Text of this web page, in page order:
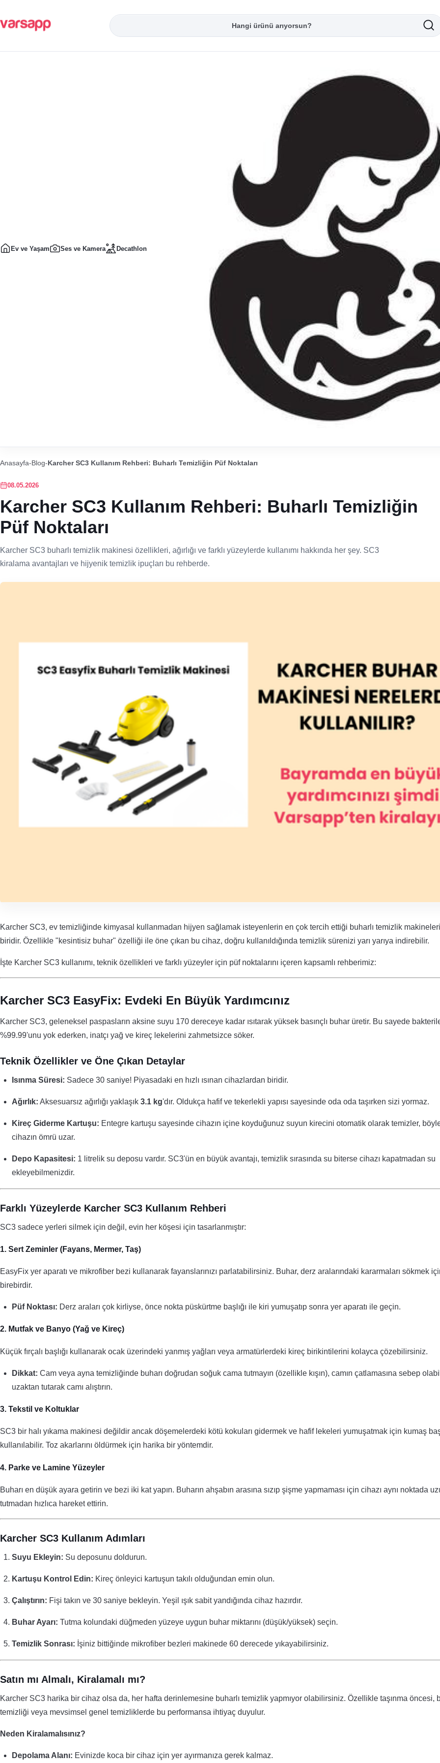
Ev ve Yaşam Ses ve Kamera Decathlon
Anasayfa-Blog-Karcher SC3 Kullanım Rehberi: Buharlı Temizliğin Püf Noktaları
08.05.2026
Karcher SC3 Kullanım Rehberi: Buharlı Temizliğin
Püf Noktaları
Karcher SC3 buharlı temizlik makinesi özellikleri, ağırlığı ve farklı yüzeylerde kullanımı hakkında her şey. SC3
kiralama avantajları ve hijyenik temizlik ipuçları bu rehberde.
Karcher SC3, ev temizliğinde kimyasal kullanmadan hijyen sağlamak isteyenlerin en çok tercih ettiği buharlı temizlik
biridir. Özellikle "kesintisiz buhar" özelliği ile öne çıkan bu cihaz, doğru kullanıldığında temizlik sürenizi yarı yarıya indirebilir.
İşte Karcher SC3 kullanımı, teknik özellikleri ve farklı yüzeyler için püf noktalarını içeren kapsamlı rehberimiz:
Karcher SC3 EasyFix: Evdeki En Büyük Yardımcınız
Karcher SC3, geleneksel paspasların aksine suyu 170 dereceye kadar ısıtarak yüksek basınçlı buhar üretir. Bu sayede
%99.99'unu yok ederken, inatçı yağ ve kireç lekelerini zahmetsizce söker.
Teknik Özellikler ve Öne Çıkan Detaylar
Isınma Süresi: Sadece 30 saniye! Piyasadaki en hızlı ısınan cihazlardan biridir.
Ağırlık: Aksesuarsız ağırlığı yaklaşık 3.1 kg'dır. Oldukça hafif ve tekerlekli yapısı sayesinde oda oda taşırken sizi yormaz.
Kireç Giderme Kartuşu: Entegre kartuşu sayesinde cihazın içine koyduğunuz suyun kirecini otomatik olarak temizler,
cihazın ömrü uzar.
Depo Kapasitesi: 1 litrelik su deposu vardır. SC3'ün en büyük avantajı, temizlik sırasında su biterse cihazı kapatmadan su
ekleyebilmenizdir.
Farklı Yüzeylerde Karcher SC3 Kullanım Rehberi
SC3 sadece yerleri silmek için değil, evin her köşesi için tasarlanmıştır:
1. Sert Zeminler (Fayans, Mermer, Taş)
EasyFix yer aparatı ve mikrofiber bezi kullanarak fayanslarınızı parlatabilirsiniz. Buhar, derz aralarındaki kararmaları sökmek
birebirdir.
Püf Noktası: Derz araları çok kirliyse, önce nokta püskürtme başlığı ile kiri yumuşatıp sonra yer aparatı ile geçin.
2. Mutfak ve Banyo (Yağ ve Kireç)
Küçük fırçalı başlığı kullanarak ocak üzerindeki yanmış yağları veya armatürlerdeki kireç birikintilerini kolayca çözebilirsiniz.
Dikkat: Cam veya ayna temizliğinde buharı doğrudan soğuk cama tutmayın (özellikle kışın), camın çatlamasına sebep
uzaktan tutarak camı alıştırın.
3. Tekstil ve Koltuklar
SC3 bir halı yıkama makinesi değildir ancak döşemelerdeki kötü kokuları gidermek ve hafif lekeleri yumuşatmak için kumaş
kullanılabilir. Toz akarlarını öldürmek için harika bir yöntemdir.
4. Parke ve Lamine Yüzeyler
Buharı en düşük ayara getirin ve bezi iki kat yapın. Buharın ahşabın arasına sızıp şişme yapmaması için cihazı aynı noktada
tutmadan hızlıca hareket ettirin.
Karcher SC3 Kullanım Adımları
Suyu Ekleyin: Su deposunu doldurun.
Kartuşu Kontrol Edin: Kireç önleyici kartuşun takılı olduğundan emin olun.
Çalıştırın: Fişi takın ve 30 saniye bekleyin. Yeşil ışık sabit yandığında cihaz hazırdır.
Buhar Ayarı: Tutma kolundaki düğmeden yüzeye uygun buhar miktarını (düşük/yüksek) seçin.
Temizlik Sonrası: İşiniz bittiğinde mikrofiber bezleri makinede 60 derecede yıkayabilirsiniz.
Satın mı Almalı, Kiralamalı mı?
Karcher SC3 harika bir cihaz olsa da, her hafta derinlemesine buharlı temizlik yapmıyor olabilirsiniz. Özellikle taşınma öncesi,
temizliği veya mevsimsel genel temizliklerde bu performansa ihtiyaç duyulur.
Neden Kiralamalısınız?
Depolama Alanı: Evinizde koca bir cihaz için yer ayırmanıza gerek kalmaz.